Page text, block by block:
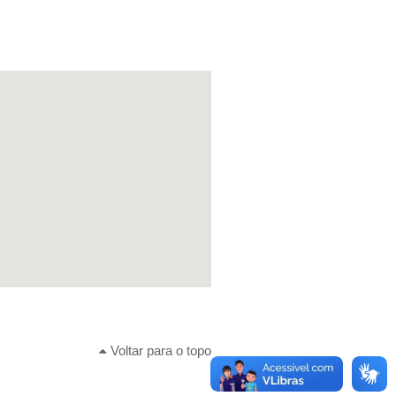
Voltar para o topo